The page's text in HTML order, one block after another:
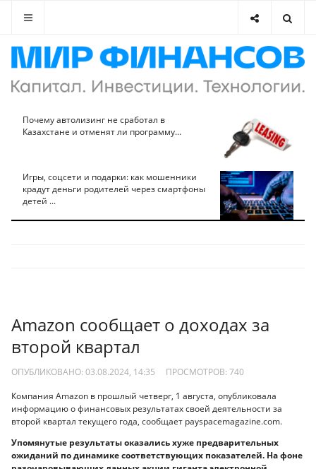
Почему автолизинг не сработал в
Казахстане и отменят ли программу...
Игры, соцсети и подарки: как мошенники
крадут деньги родителей через смартфоны
детей ...
Amazon сообщает о доходах за
второй квартал
ОПУБЛИКОВАНО: 03.08.2024, 14:35 ПРОСМОТРОВ: 740
Компания Amazon в прошлый четверг, 1 августа, опубликовала
информацию о финансовых результатах своей деятельности за
второй квартал текущего года, сообщает payspacemagazine.com.
Упомянутые результаты оказались хуже предварительных
ожиданий по динамике соответствующих показателей. На фоне